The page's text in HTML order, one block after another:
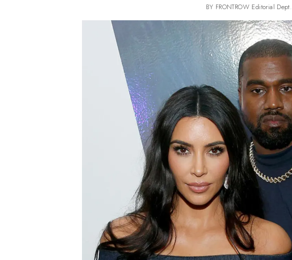
BY FRONTROW Editorial Dept.